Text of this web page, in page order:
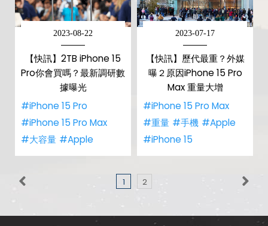
2023-08-22
【快訊】2TB iPhone 15
Pro你會買嗎？最新調研數
據曝光
#iPhone 15 Pro
#iPhone 15 Pro Max
#大容量 #Apple
2023-07-17
【快訊】歷代最重？外媒
曝２原因iPhone 15 Pro
Max 重量大增
#iPhone 15 Pro Max
#重量 #手機 #Apple
#iPhone 15
1 2